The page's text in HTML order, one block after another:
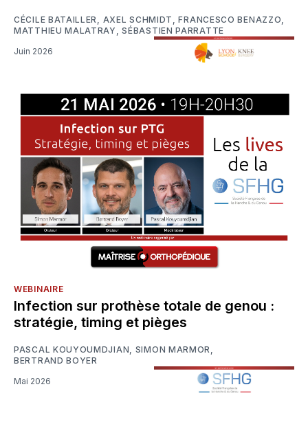
CÉCILE BATAILLER, AXEL SCHMIDT ,FRANCESCO BENAZZO,
MATTHIEU MALATRAY ,SÉBASTIEN PARRATTE
Juin 2026
WEBINAIRE
Infection sur prothèse totale de genou :
stratégie, timing et pièges
PASCAL KOUYOUMDJIAN, SIMON MARMOR,
BERTRAND BOYER
Mai 2026